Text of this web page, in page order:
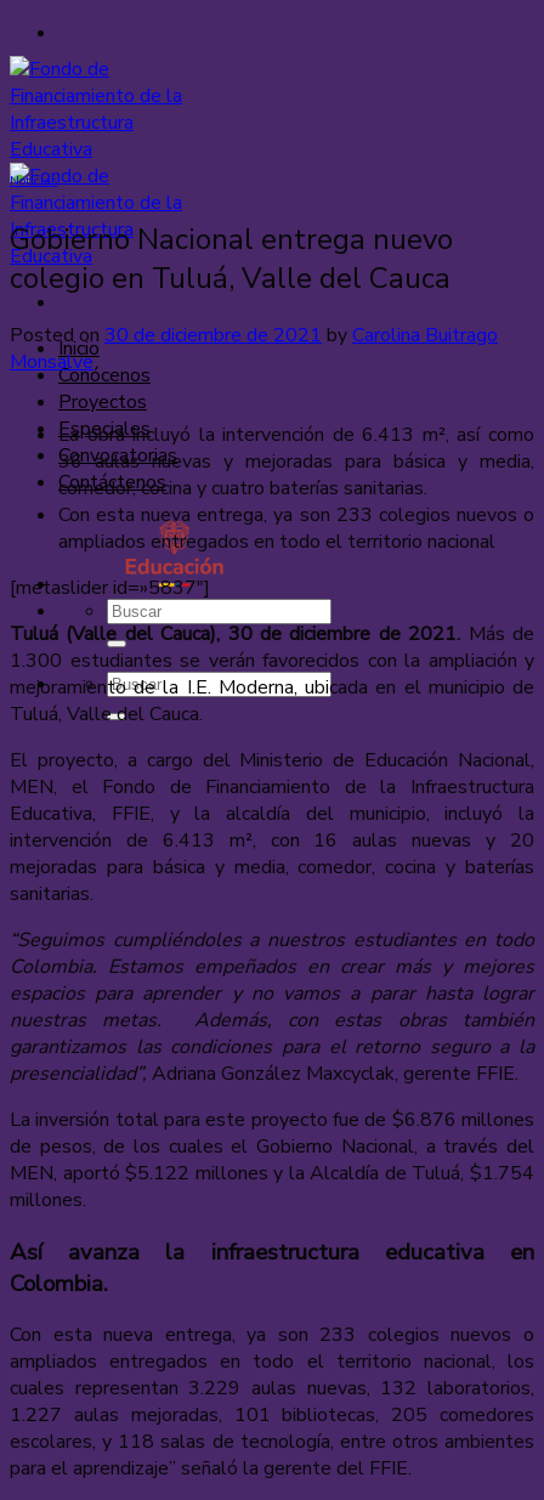
Saltar
al
contenido
Inicio
Conócenos
Proyectos
Especiales
Convocatorias
Contáctenos
Noticias
Gobierno Nacional entrega nuevo
colegio en Tuluá, Valle del Cauca
Posted on 30 de diciembre de 2021 byCarolina Buitrago
Monsalve
La obra incluyó la intervención de 6.413 m², así como
36 aulas nuevas y mejoradas para básica y media,
comedor, cocina y cuatro baterías sanitarias.
Con esta nueva entrega, ya son 233 colegios nuevos o
ampliados entregados en todo el territorio nacional
[metaslider id=»5837″]
Tuluá (Valle del Cauca), 30 de diciembre de 2021. Más de
1.300 estudiantes se verán favorecidos con la ampliación y
mejoramiento de la I.E. Moderna, ubicada en el municipio de
Tuluá, Valle del Cauca.
El proyecto, a cargo del Ministerio de Educación Nacional,
MEN, el Fondo de Financiamiento de la Infraestructura
Educativa, FFIE, y la alcaldía del municipio, incluyó la
intervención de 6.413 m², con 16 aulas nuevas y 20
mejoradas para básica y media, comedor, cocina y baterías
sanitarias.
“Seguimos cumpliéndoles a nuestros estudiantes en todo
Colombia. Estamos empeñados en crear más y mejores
espacios para aprender y no vamos a parar hasta lograr
nuestras metas. Además, con estas obras también
garantizamos las condiciones para el retorno seguro a la
presencialidad”, Adriana González Maxcyclak, gerente FFIE.
La inversión total para este proyecto fue de $6.876 millones
de pesos, de los cuales el Gobierno Nacional, a través del
MEN, aportó $5.122 millones y la Alcaldía de Tuluá, $1.754
millones.
Así avanza la infraestructura educativa en
Colombia.
Con esta nueva entrega, ya son 233 colegios nuevos o
ampliados entregados en todo el territorio nacional, los
cuales representan 3.229 aulas nuevas, 132 laboratorios,
1.227 aulas mejoradas, 101 bibliotecas, 205 comedores
escolares, y 118 salas de tecnología, entre otros ambientes
para el aprendizaje” señaló la gerente del FFIE.